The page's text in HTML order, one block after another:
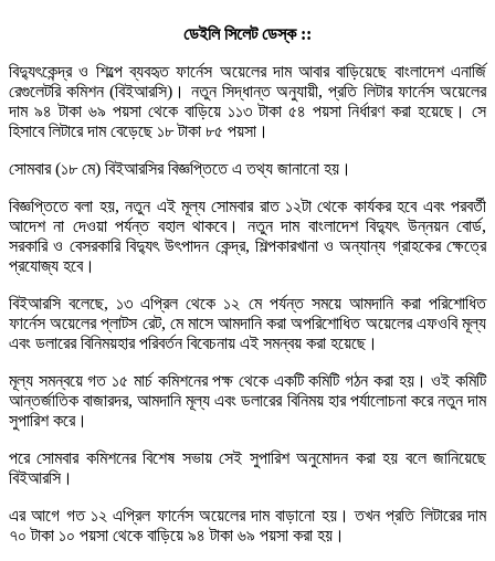
ডেইলি সিলেট ডেস্ক ::
বিদ্যুৎকেন্দ্র ও শিল্পে ব্যবহৃত ফার্নেস অয়েলের দাম আবার বাড়িয়েছে বাংলাদেশ এনার্জি
রেগুলেটরি কমিশন (বিইআরসি)। নতুন সিদ্ধান্ত অনুযায়ী, প্রতি লিটার ফার্নেস অয়েলের
দাম ৯৪ টাকা ৬৯ পয়সা থেকে বাড়িয়ে ১১৩ টাকা ৫৪ পয়সা নির্ধারণ করা হয়েছে। সে
হিসাবে লিটারে দাম বেড়েছে ১৮ টাকা ৮৫ পয়সা।
সোমবার (১৮ মে) বিইআরসির বিজ্ঞপ্তিতে এ তথ্য জানানো হয়।
বিজ্ঞপ্তিতে বলা হয়, নতুন এই মূল্য সোমবার রাত ১২টা থেকে কার্যকর হবে এবং পরবর্তী
আদেশ না দেওয়া পর্যন্ত বহাল থাকবে। নতুন দাম বাংলাদেশ বিদ্যুৎ উন্নয়ন বোর্ড,
সরকারি ও বেসরকারি বিদ্যুৎ উৎপাদন কেন্দ্র, শিল্পকারখানা ও অন্যান্য গ্রাহকের ক্ষেত্রে
প্রযোজ্য হবে।
বিইআরসি বলেছে, ১৩ এপ্রিল থেকে ১২ মে পর্যন্ত সময়ে আমদানি করা পরিশোধিত
ফার্নেস অয়েলের প্লাটস রেট, মে মাসে আমদানি করা অপরিশোধিত অয়েলের এফওবি মূল্য
এবং ডলারের বিনিময়হার পরিবর্তন বিবেচনায় এই সমন্বয় করা হয়েছে।
মূল্য সমন্বয়ে গত ১৫ মার্চ কমিশনের পক্ষ থেকে একটি কমিটি গঠন করা হয়। ওই কমিটি
আন্তর্জাতিক বাজারদর, আমদানি মূল্য এবং ডলারের বিনিময় হার পর্যালোচনা করে নতুন দাম
সুপারিশ করে।
পরে সোমবার কমিশনের বিশেষ সভায় সেই সুপারিশ অনুমোদন করা হয় বলে জানিয়েছে
বিইআরসি।
এর আগে গত ১২ এপ্রিল ফার্নেস অয়েলের দাম বাড়ানো হয়। তখন প্রতি লিটারের দাম
৭০ টাকা ১০ পয়সা থেকে বাড়িয়ে ৯৪ টাকা ৬৯ পয়সা করা হয়।